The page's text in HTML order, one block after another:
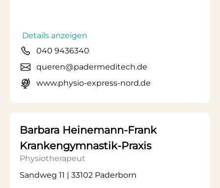
Details anzeigen
040 9436340
queren@padermeditech.de
www.physio-express-nord.de
Barbara Heinemann-Frank
Krankengymnastik-Praxis
Physiotherapeut
Sandweg 11 | 33102 Paderborn